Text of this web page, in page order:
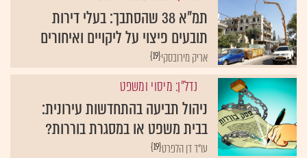
תמ"א 38 שהסתבך: בעלי דירות
תובעים פיצוי על ליקויים ואיחורים
{19}אריק מירובסקי
נדל"ן: מיסוי ומשפט
ניהול תביעה בהתחדשות עירונית:
בבית משפט או במסגרת בוררות?
{19}עו"ד דן הלפרט